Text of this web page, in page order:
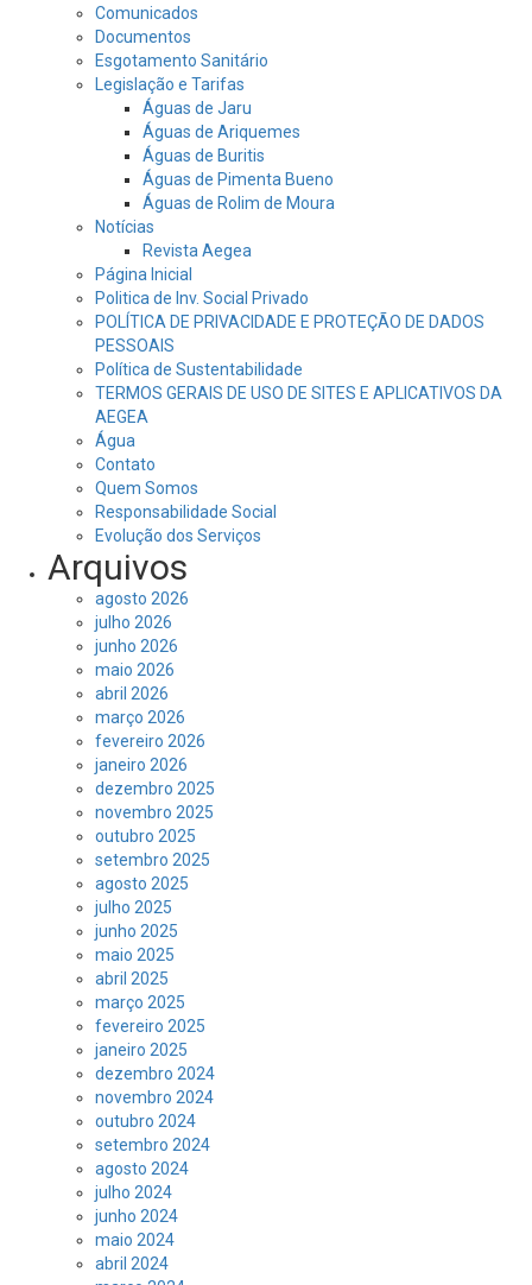
Comunicados
Documentos
Esgotamento Sanitário
Legislação e Tarifas
Águas de Jaru
Águas de Ariquemes
Águas de Buritis
Águas de Pimenta Bueno
Águas de Rolim de Moura
Notícias
Revista Aegea
Página Inicial
Politica de Inv. Social Privado
POLÍTICA DE PRIVACIDADE E PROTEÇÃO DE DADOS
PESSOAIS
Política de Sustentabilidade
TERMOS GERAIS DE USO DE SITES E APLICATIVOS DA
AEGEA
Água
Contato
Quem Somos
Responsabilidade Social
Evolução dos Serviços
Arquivos
agosto 2026
julho 2026
junho 2026
maio 2026
abril 2026
março 2026
fevereiro 2026
janeiro 2026
dezembro 2025
novembro 2025
outubro 2025
setembro 2025
agosto 2025
julho 2025
junho 2025
maio 2025
abril 2025
março 2025
fevereiro 2025
janeiro 2025
dezembro 2024
novembro 2024
outubro 2024
setembro 2024
agosto 2024
julho 2024
junho 2024
maio 2024
abril 2024